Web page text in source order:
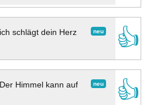
neu
schlägt dein Herz
👍
neu
Der Himmel kann auf
👍